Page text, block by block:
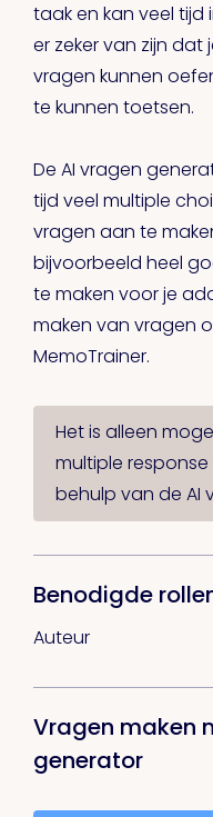
taak en kan veel tijd
er zeker van zijn
vragen kunnen
te kunnen toetsen.
De AI vragen
tijd veel multiple
vragen aan te
bijvoorbeeld heel
te maken voor je
maken van vragen
MemoTrainer.
Het is alleen
multiple
behulp van de AI
Benodigde
Auteur
Vragen maken
generator